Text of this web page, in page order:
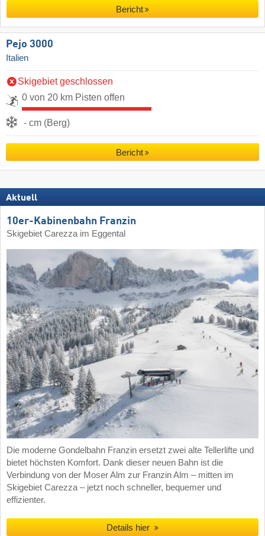
Bericht
Pejo 3000
Italien
Skigebiet geschlossen
0 von 20 km Pisten offen
- cm (Berg)
Bericht
Aktuell
10er-Kabinenbahn Franzin
Skigebiet Carezza im Eggental
Die moderne Gondelbahn Franzin ersetzt zwei alte Tellerlifte und
bietet höchsten Komfort. Dank dieser neuen Bahn ist die
Verbindung von der Moser Alm zur Franzin Alm – mitten im
Skigebiet Carezza – jetzt noch schneller, bequemer und
effizienter.
Details hier